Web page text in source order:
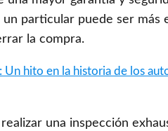
particular puede ser más
la compra.
Un hito en la historia de los
una inspección